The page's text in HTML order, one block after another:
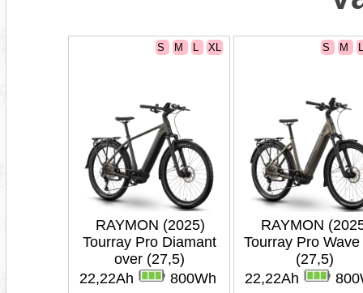
S M L XL
RAYMON (2025)
Tourray Pro Diamant
over (27,5)
22,22Ah
800Wh
S M
RAYMON
Tourray Pro Wave
(27,5)
22,22Ah